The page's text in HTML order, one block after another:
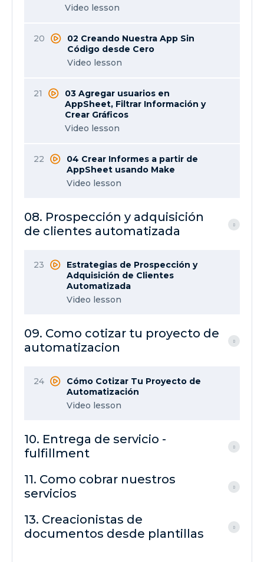
Video lesson
20
02 Creando Nuestra App Sin
Código desde Cero
Video lesson
21
03 Agregar usuarios en
AppSheet, Filtrar Información y
Crear Gráficos
Video lesson
22
04 Crear Informes a partir de
AppSheet usando Make
Video lesson
08. Prospección y adquisición
de clientes automatizada
23
Estrategias de Prospección y
Adquisición de Clientes
Automatizada
Video lesson
09. Como cotizar tu proyecto de
automatizacion
24
Cómo Cotizar Tu Proyecto de
Automatización
Video lesson
10. Entrega de servicio -
fulfillment
11. Como cobrar nuestros
servicios
13. Creacionistas de
documentos desde plantillas